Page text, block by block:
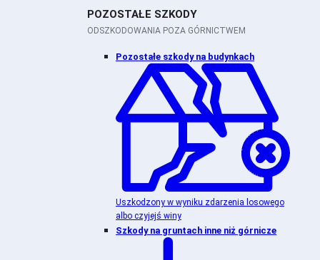
POZOSTAŁE SZKODY
ODSZKODOWANIA POZA GÓRNICTWEM
Pozostałe szkody na budynkach
Uszkodzony w wyniku zdarzenia losowego
albo czyjejś winy
Szkody na gruntach inne niż górnicze